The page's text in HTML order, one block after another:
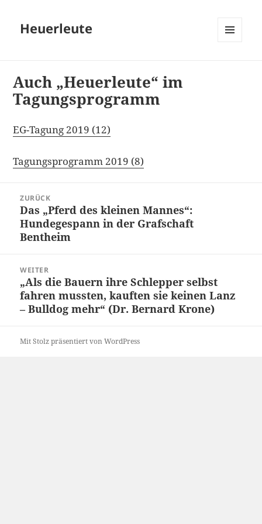
Heuerleute
Auch „Heuerleute“ im
Tagungsprogramm
EG-Tagung 2019 (12)
Tagungsprogramm 2019 (8)
ZURÜCK
Vorheriger
Beitrag:
Das „Pferd des kleinen Mannes“:
Hundegespann in der Grafschaft
Bentheim
WEITER
Nächster
Beitrag:
„Als die Bauern ihre Schlepper selbst
fahren mussten, kauften sie keinen Lanz
– Bulldog mehr“ (Dr. Bernard Krone)
Mit Stolz präsentiert von WordPress